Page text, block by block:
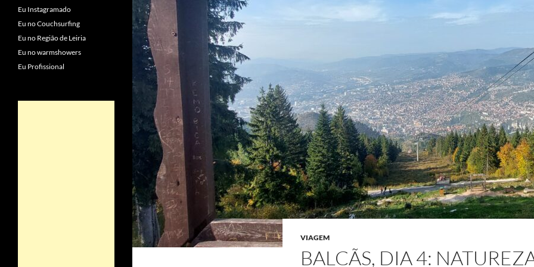
VIAGEM
BALCÃS, DIA 4:
Eu Instagramado
Eu no Couchsurfing
Eu no Região de Leiria
Eu no warmshowers
Eu Profissional